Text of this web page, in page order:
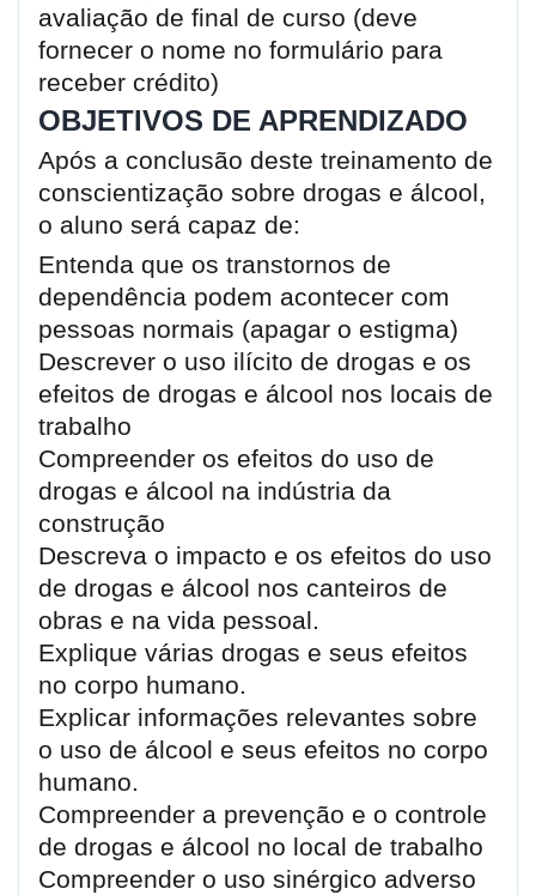
avaliação de final de curso (deve
fornecer o nome no formulário para
receber crédito)
OBJETIVOS DE APRENDIZADO
Após a conclusão deste treinamento de
conscientização sobre drogas e álcool,
o aluno será capaz de:
Entenda que os transtornos de
dependência podem acontecer com
pessoas normais (apagar o estigma)
Descrever o uso ilícito de drogas e os
efeitos de drogas e álcool nos locais de
trabalho
Compreender os efeitos do uso de
drogas e álcool na indústria da
construção
Descreva o impacto e os efeitos do uso
de drogas e álcool nos canteiros de
obras e na vida pessoal.
Explique várias drogas e seus efeitos
no corpo humano.
Explicar informações relevantes sobre
o uso de álcool e seus efeitos no corpo
humano.
Compreender a prevenção e o controle
de drogas e álcool no local de trabalho
Compreender o uso sinérgico adverso